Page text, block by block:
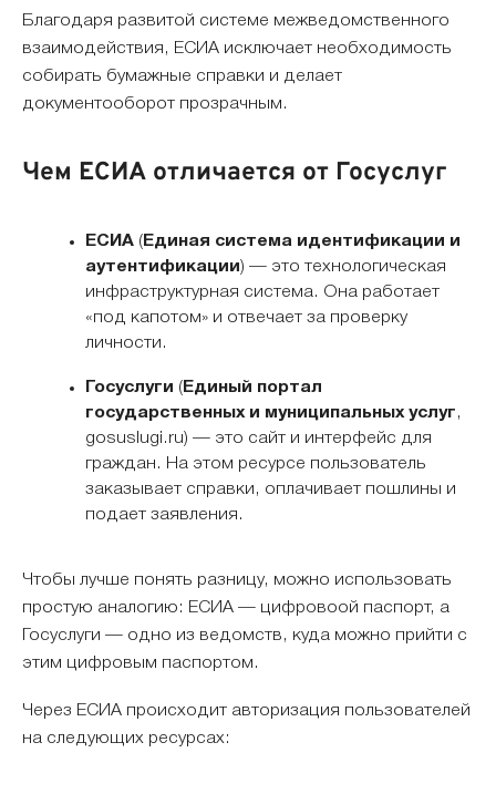
Благодаря развитой системе межведомственного
взаимодействия, ЕСИА исключает необходимость
собирать бумажные справки и делает
документооборот прозрачным.
Чем ЕСИА отличается от Госуслуг
ЕСИА(Единая система идентификации и
аутентификации) — это технологическая
инфраструктурная система. Она работает
«под капотом» и отвечает за проверку
личности.
Госуслуги ( Единый портал
государственных и муниципальных услуг ,
gosuslugi.ru) — это сайт и интерфейс для
граждан. На этом ресурсе пользователь
заказывает справки, оплачивает пошлины и
подает заявления.
Чтобы лучше понять разницу, можно использовать
простую аналогию: ЕСИА — цифровоой паспорт, а
Госуслуги — одно из ведомств, куда можно прийти с
этим цифровым паспортом.
Через ЕСИА происходит авторизация пользователей
на следующих ресурсах: